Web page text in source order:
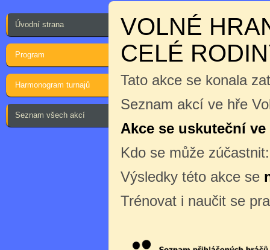
Úvodní strana
Program
Harmonogram turnajů
Seznam všech akcí
VOLNÉ
CELÉ
Tato akce se konala
Seznam akcí ve hře
Akce se uskuteční ve
Kdo se může
Výsledky této akce se
Trénovat i naučit se